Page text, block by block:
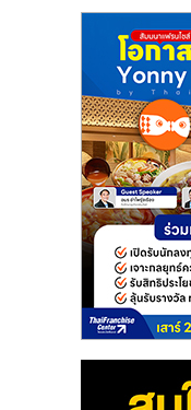
ไชส์
แฟ
ไชส์
ขาย
หน้า